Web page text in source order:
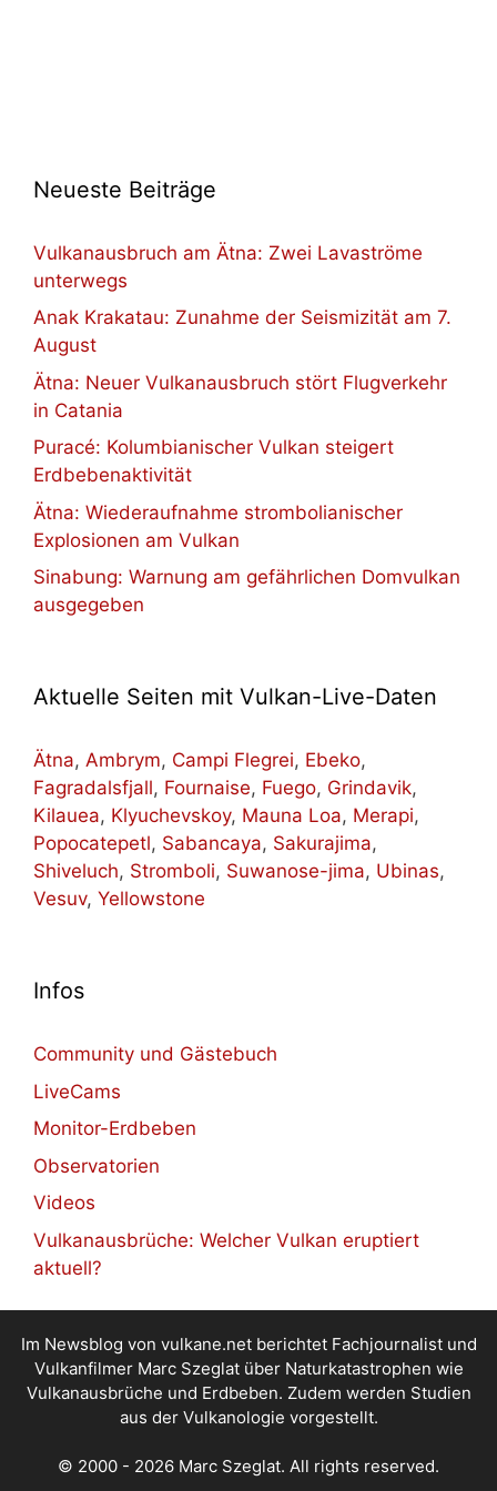
Neueste Beiträge
Vulkanausbruch am Ätna: Zwei Lavaströme
unterwegs
Anak Krakatau: Zunahme der Seismizität am 7.
August
Ätna: Neuer Vulkanausbruch stört Flugverkehr
in Catania
Puracé: Kolumbianischer Vulkan steigert
Erdbebenaktivität
Ätna: Wiederaufnahme strombolianischer
Explosionen am Vulkan
Sinabung: Warnung am gefährlichen Domvulkan
ausgegeben
Aktuelle Seiten mit Vulkan-Live-Daten
Ätna, Ambrym, Campi Flegrei, Ebeko,
Fagradalsfjall, Fournaise, Fuego, Grindavik,
Kilauea, Klyuchevskoy, Mauna Loa, Merapi,
Popocatepetl, Sabancaya, Sakurajima,
Shiveluch, Stromboli, Suwanose-jima, Ubinas,
Vesuv, Yellowstone
Infos
Community und Gästebuch
LiveCams
Monitor-Erdbeben
Observatorien
Videos
Vulkanausbrüche: Welcher Vulkan eruptiert
aktuell?
Im Newsblog von vulkane.net berichtet Fachjournalist und
Vulkanfilmer Marc Szeglat über Naturkatastrophen wie
Vulkanausbrüche und Erdbeben. Zudem werden Studien
aus der Vulkanologie vorgestellt.
© 2000 - 2026 Marc Szeglat. All rights reserved.